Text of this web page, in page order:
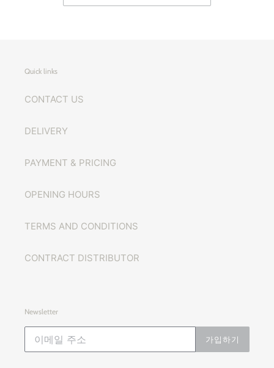
Quick links
CONTACT US
DELIVERY
PAYMENT & PRICING
OPENING HOURS
TERMS AND CONDITIONS
CONTRACT DISTRIBUTOR
Newsletter
가입하기